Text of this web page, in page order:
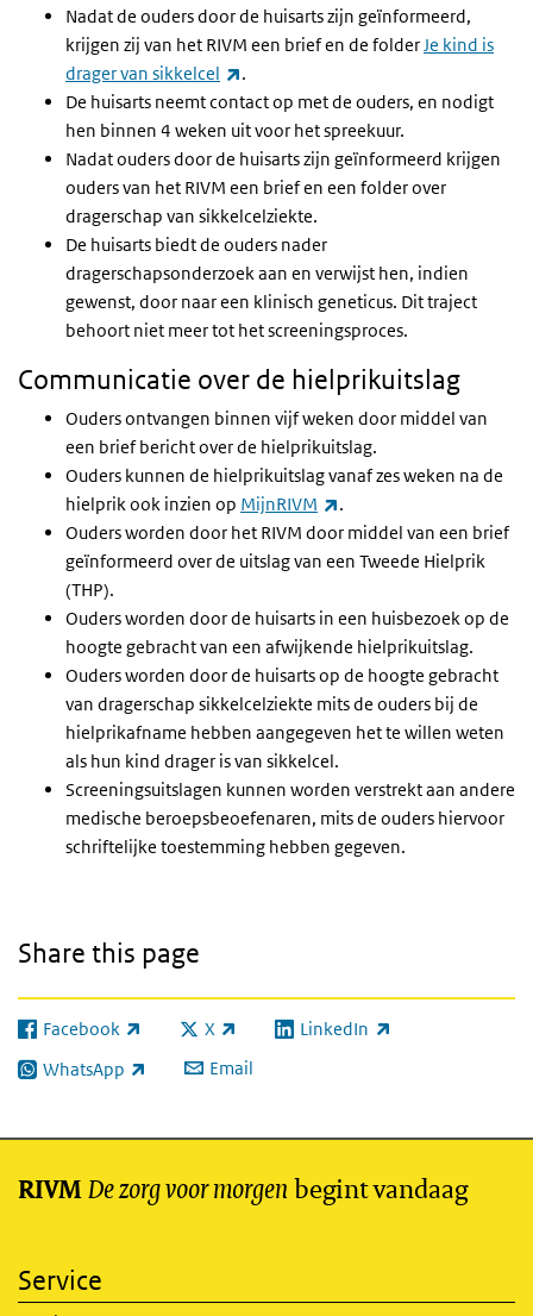
Nadat de ouders door de huisarts zijn geïnformeerd,
krijgen zij van het RIVM een brief en de folderJe kind is
drager van sikkelcel
(link is external)
.
De huisarts neemt contact op met de ouders, en nodigt
hen binnen 4 weken uit voor het spreekuur.
Nadat ouders door de huisarts zijn geïnformeerd krijgen
ouders van het RIVM een brief en een folder over
dragerschap van sikkelcelziekte.
De huisarts biedt de ouders nader
dragerschapsonderzoek aan en verwijst hen, indien
gewenst, door naar een klinisch geneticus. Dit traject
behoort niet meer tot het screeningsproces.
Communicatie over de hielprikuitslag
Ouders ontvangen binnen vijf weken door middel van
een brief bericht over de hielprikuitslag.
Ouders kunnen de hielprikuitslag vanaf zes weken na de
hielprik ook inzien op MijnRIVM (link is external)
.
Ouders worden door het RIVM door middel van een brief
geïnformeerd over de uitslag van een Tweede Hielprik
(THP).
Ouders worden door de huisarts in een huisbezoek op de
hoogte gebracht van een afwijkende hielprikuitslag.
Ouders worden door de huisarts op de hoogte gebracht
van dragerschap sikkelcelziekte mits de ouders bij de
hielprikafname hebben aangegeven het te willen weten
als hun kind drager is van sikkelcel.
Screeningsuitslagen kunnen worden verstrekt aan andere
medische beroepsbeoefenaren, mits de ouders hiervoor
schriftelijke toestemming hebben gegeven.
Share this page
Facebook
(link is external) X
(link is external)LinkedIn
(link is external)
WhatsApp
(link is external) Email
RIVMDe zorg voor morgen begint vandaag
Service